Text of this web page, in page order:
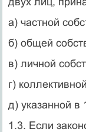
а) частной
б) общей
в) личной
г)
д) указанной в
1.3. Если